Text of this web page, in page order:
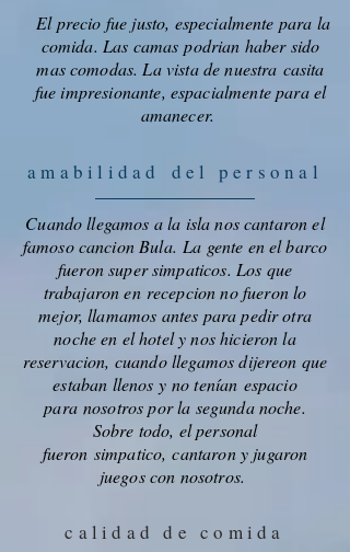
El precio fue justo, especialmente para la
comida. Las camas podrian haber sido
mas comodas. La vista de nuestra casita
fue impresionante, espacialmente para el
amanecer.
amabilidad del personal
Cuando llegamos a la isla nos cantaron el
famoso cancion Bula. La gente en el barco
fueron super simpaticos. Los que
trabajaron en recepcion no fueron lo
mejor, llamamos antes para pedir otra
noche en el hotel y nos hicieron la
reservacion, cuando llegamos dijereon que
estaban llenos y no tenían espacio
para nosotros por la segunda noche.
Sobre todo, el personal
fueron simpatico, cantaron y jugaron
juegos con nosotros.
calidad de comida